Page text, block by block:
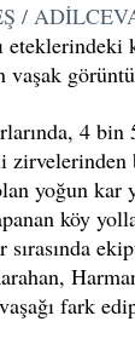
/
eteklerindeki
vaşak
4
zirvelerinden
yoğun kar
köy
sırasında
fark